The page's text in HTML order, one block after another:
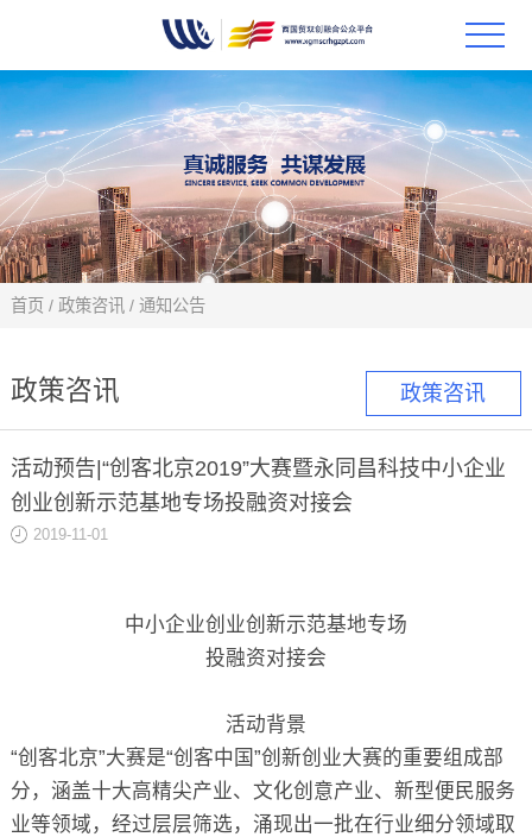
首页
政策
科技
合作
创新
政策咨讯
首页 / 政策咨讯 / 通知公告
政策咨讯
活动预告|“创客北京2019”大赛暨永同昌科技中小企业
创业创新示范基地专场投融资对接会
2019-11-01
中小企业创业创新示范基地专场
投融资对接会
活动背景
“创客北京”大赛是“创客中国”创新创业大赛的重要组成部
分，涵盖十大高精尖产业、文化创意产业、新型便民服务
业等领域，经过层层筛选，涌现出一批在行业细分领域取